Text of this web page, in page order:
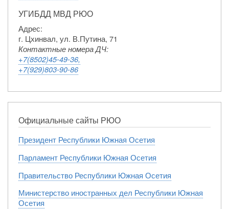
УГИБДД МВД РЮО
Адрес:
г. Цхинвал, ул. В.Путина, 71
Контактные номера ДЧ:
+7(8502)45-49-36,
+7(929)803-90-86
Официальные сайты РЮО
Президент Республики Южная Осетия
Парламент Республики Южная Осетия
Правительство Республики Южная Осетия
Министерство иностранных дел Республики Южная
Осетия